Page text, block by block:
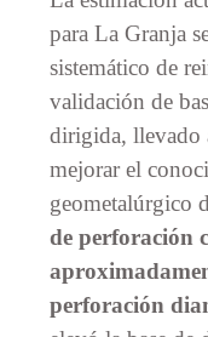
para La Granja
sistemático de
validación de
dirigida, llevado
mejorar el
geometalúrgico
de perforación
perforación